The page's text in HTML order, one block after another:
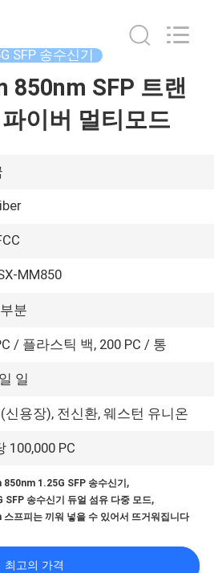
SFP 송수신기
850nm SFP 트랜
이버 멀티모드
MM850
분
/ 플라스틱 백, 200 PC / 통
일
신용장), 전신환, 웨스턴 유니온
100,000 PC
850nm 1.25G SFP 송수신기 ,
SFP 송수신기 듀얼 섬유 다중 모드,
스프피는 끼워 넣을 수 있어서 뜨거워집니다
최고의 가격